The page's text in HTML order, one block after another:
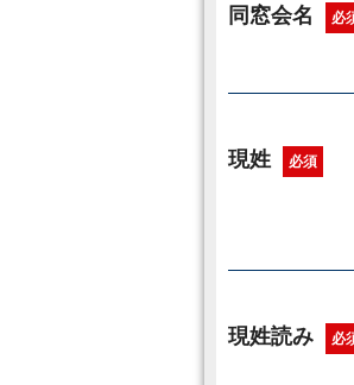
同窓会名 必
現姓 必須
現姓読み 必